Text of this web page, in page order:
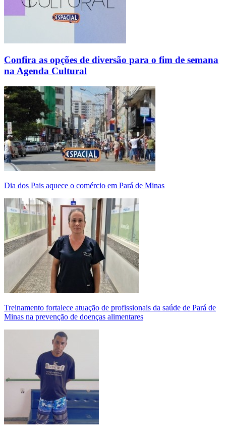
Confira as opções de diversão para o fim de semana
na Agenda Cultural
Dia dos Pais aquece o comércio em Pará de Minas
Treinamento fortalece atuação de profissionais da saúde de Pará de
Minas na prevenção de doenças alimentares